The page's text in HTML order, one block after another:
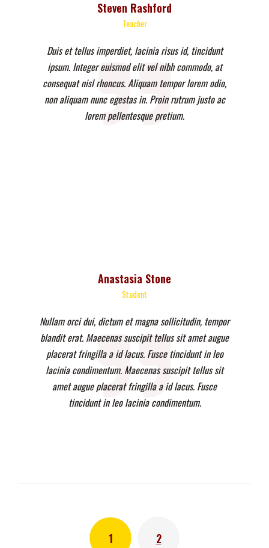
Steven Rashford
Teacher
Duis et tellus imperdiet, lacinia risus id, tincidunt
ipsum. Integer euismod elit vel nibh commodo, at
consequat nisl rhoncus. Aliquam tempor lorem odio,
non aliquam nunc egestas in. Proin rutrum justo ac
lorem pellentesque pretium.
Anastasia Stone
Student
Nullam orci dui, dictum et magna sollicitudin, tempor
blandit erat. Maecenas suscipit tellus sit amet augue
placerat fringilla a id lacus. Fusce tincidunt in leo
lacinia condimentum. Maecenas suscipit tellus sit
amet augue placerat fringilla a id lacus. Fusce
tincidunt in leo lacinia condimentum.
navigation
1 2